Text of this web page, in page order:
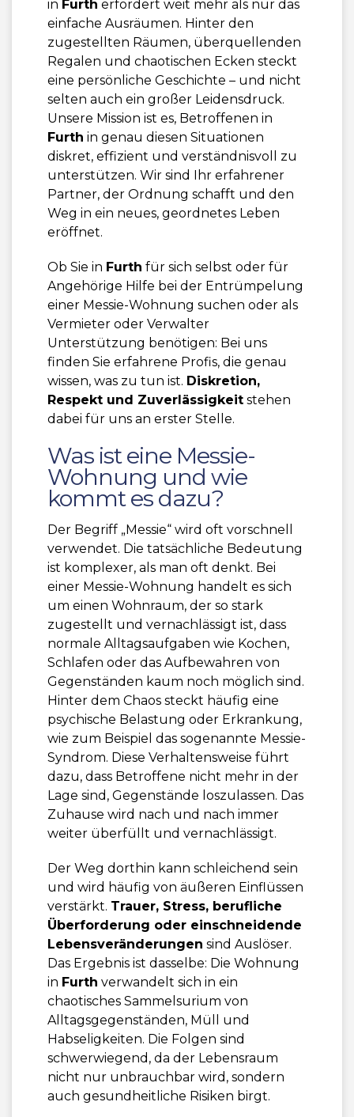
in Furth erfordert weit mehr als nur das
einfache Ausräumen. Hinter den
zugestellten Räumen, überquellenden
Regalen und chaotischen Ecken steckt
eine persönliche Geschichte – und nicht
selten auch ein großer Leidensdruck.
Unsere Mission ist es, Betroffenen in
Furth in genau diesen Situationen
diskret, effizient und verständnisvoll zu
unterstützen. Wir sind Ihr erfahrener
Partner, der Ordnung schafft und den
Weg in ein neues, geordnetes Leben
eröffnet.
Ob Sie in Furth für sich selbst oder für
Angehörige Hilfe bei der Entrümpelung
einer Messie-Wohnung suchen oder als
Vermieter oder Verwalter
Unterstützung benötigen: Bei uns
finden Sie erfahrene Profis, die genau
wissen, was zu tun ist. Diskretion,
Respekt und Zuverlässigkeit stehen
dabei für uns an erster Stelle.
Was ist eine Messie-
Wohnung und wie
kommt es dazu?
Der Begriff „Messie“ wird oft vorschnell
verwendet. Die tatsächliche Bedeutung
ist komplexer, als man oft denkt. Bei
einer Messie-Wohnung handelt es sich
um einen Wohnraum, der so stark
zugestellt und vernachlässigt ist, dass
normale Alltagsaufgaben wie Kochen,
Schlafen oder das Aufbewahren von
Gegenständen kaum noch möglich sind.
Hinter dem Chaos steckt häufig eine
psychische Belastung oder Erkrankung,
wie zum Beispiel das sogenannte Messie-
Syndrom. Diese Verhaltensweise führt
dazu, dass Betroffene nicht mehr in der
Lage sind, Gegenstände loszulassen. Das
Zuhause wird nach und nach immer
weiter überfüllt und vernachlässigt.
Der Weg dorthin kann schleichend sein
und wird häufig von äußeren Einflüssen
verstärkt. Trauer, Stress, berufliche
Überforderung oder einschneidende
Lebensveränderungen sind Auslöser.
Das Ergebnis ist dasselbe: Die Wohnung
in Furth verwandelt sich in ein
chaotisches Sammelsurium von
Alltagsgegenständen, Müll und
Habseligkeiten. Die Folgen sind
schwerwiegend, da der Lebensraum
nicht nur unbrauchbar wird, sondern
auch gesundheitliche Risiken birgt.